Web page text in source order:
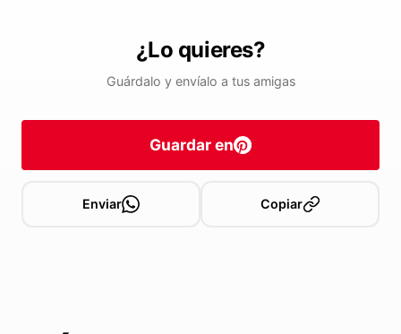
¿Lo quieres?
Guárdalo y envíalo a tus amigas
Guardar en
Enviar Copiar